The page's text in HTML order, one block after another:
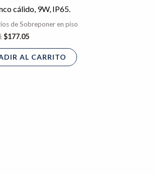
cálido, 9W, IP65.
de Sobreponer en piso
$177.05
AL CARRITO